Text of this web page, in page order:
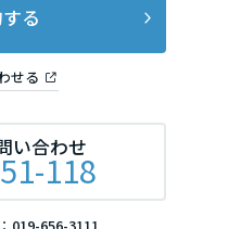
る
せる
い合わせ
118
019-656-3111